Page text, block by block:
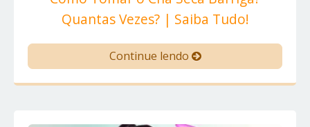
Quantas Vezes? | Saiba Tudo!
Continue lendo